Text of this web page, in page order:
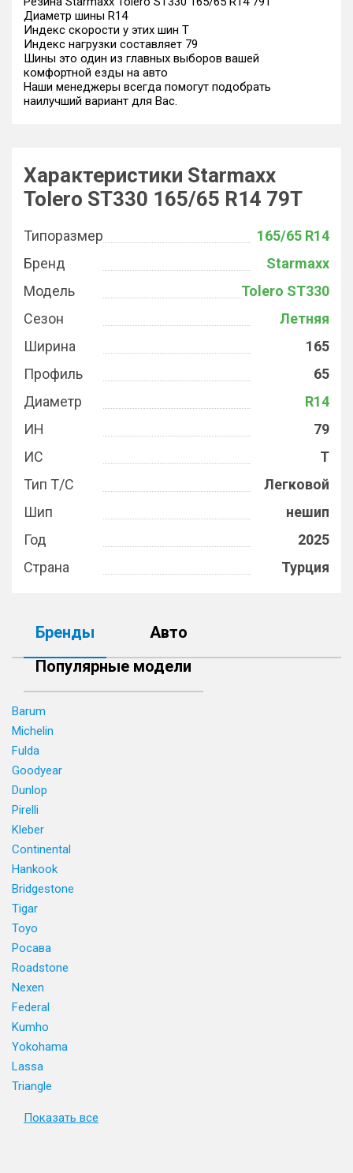
Диаметр шины R14
Индекс скорости у этих шин T
Индекс нагрузки составляет 79
Шины это один из главных выборов вашей
комфортной езды на авто
Наши менеджеры всегда помогут подобрать
наилучший вариант для Вас.
Характеристики Starmaxx
Tolero ST330 165/65 R14 79T
Типоразмер
165/65 R14
Бренд
Starmaxx
Модель
Tolero ST330
Сезон
Летняя
Ширина
165
Профиль
65
Диаметр
R14
ИН
79
ИС
T
Тип Т/С
Легковой
Шип
нешип
Год
2025
Страна
Турция
Бренды
Авто
Популярные модели
Barum
Michelin
Fulda
Goodyear
Dunlop
Pirelli
Kleber
Continental
Hankook
Bridgestone
Tigar
Toyo
Росава
Roadstone
Nexen
Federal
Kumho
Yokohama
Lassa
Triangle
Показать все